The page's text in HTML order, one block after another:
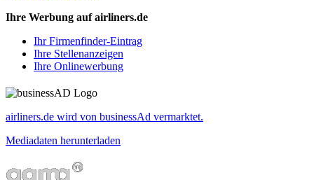
Ihre Werbung auf airliners.de
Ihr Firmenfinder-Eintrag
Ihre Stellenanzeigen
Ihre Onlinewerbung
airliners.de wird von businessAd vermarktet.
Mediadaten herunterladen